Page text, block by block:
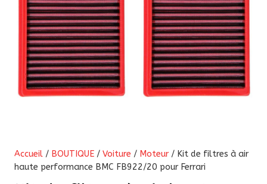
Accueil / BOUTIQUE / Voiture / Moteur / Kit de filtres à air
haute performance BMC FB922/20 pour Ferrari